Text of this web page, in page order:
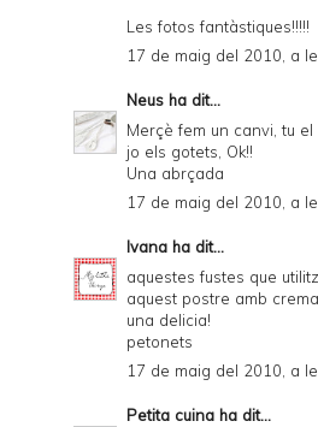
Les fotos fantàstiques!!!!!
17 de maig del 2010, a
Neus ha dit...
Merçè fem un canvi, tu
jo els gotets, Ok!!
Una abrçada
17 de maig del 2010, a
Ivana ha dit...
aquestes fustes que
aquest postre amb
una delicia!
petonets
17 de maig del 2010, a
Petita cuina ha dit...